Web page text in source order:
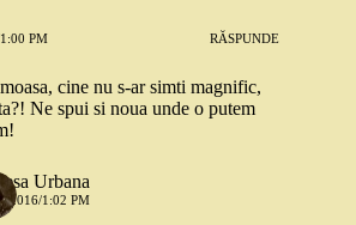
PM RĂSPUNDE
cine nu s-ar simti magnific,
Ne spui si noua unde o putem
Urbana
2016/1:02 PM